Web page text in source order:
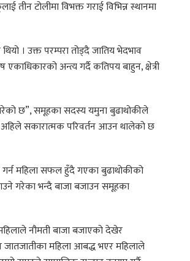
टोलीमा विभक्त गराई विभिन्न स्थानमा
। उक्त परम्परा तोड्दै जातिय भेदभाव
अन्त्य गर्दै कतिपय बाहुन, क्षेत्री
गरेको छ”, समूहका सदस्य यमुना बुढाथोकीले
अहिले सकारात्मक परिवर्तन आउन थालेको छ
गर्न महिला सफल हुँदै गएका बुढाथोकीको
गरेका भन्दै बाजा बजाउन समूहका
नौमती बाजा बजाएको देखेर
जातजातीका महिला आबद्ध भएर महिलाले